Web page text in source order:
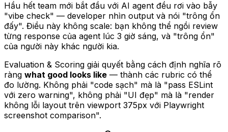
Hầu hết team mới bắt đầu với AI agent đều rơi vào bẫy
"vibe check" — developer nhìn output và nói "trông ổn
đấy". Điều này không scale: bạn không thể ngồi review
từng response của agent lúc 3 giờ sáng, và "trông ổn"
của người này khác người kia.
Evaluation & Scoring giải quyết bằng cách định nghĩa rõ
ràng what good looks like — thành các rubric có thể
đo lường. Không phải "code sạch" mà là "pass ESLint
với zero warning", không phải "UI đẹp" mà là "render
không lỗi layout trên viewport 375px với Playwright
screenshot comparison".